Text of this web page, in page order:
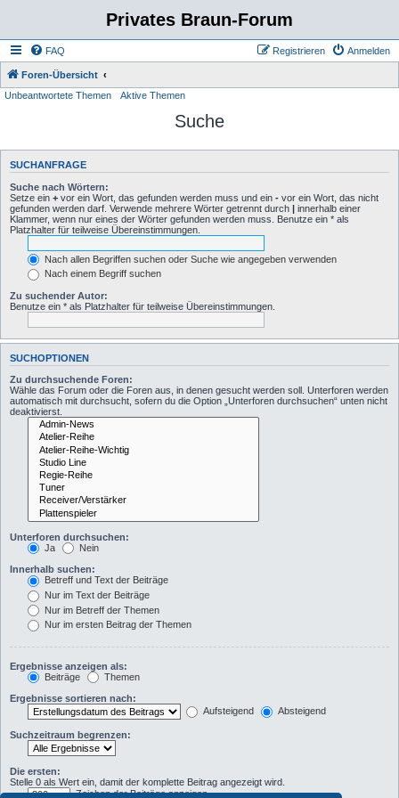
Privates Braun-Forum
FAQ Anmelden
Registrieren
Foren-Übersicht
Unbeantwortete Themen
Aktive Themen
Suche
SUCHANFRAGE
Suche nach Wörtern:
Setze ein + vor ein Wort, das gefunden werden muss und ein - vor ein Wort, das nicht
gefunden werden darf. Verwende mehrere Wörter getrennt durch | innerhalb einer
Klammer, wenn nur eines der Wörter gefunden werden muss. Benutze ein * als
Platzhalter für teilweise Übereinstimmungen.
Nach allen Begriffen suchen oder Suche wie angegeben verwenden
Nach einem Begriff suchen
Zu suchender Autor:
Benutze ein * als Platzhalter für teilweise Übereinstimmungen.
SUCHOPTIONEN
Zu durchsuchende Foren:
Wähle das Forum oder die Foren aus, in denen gesucht werden soll. Unterforen werden
automatisch mit durchsucht, sofern du die Option „Unterforen durchsuchen“ unten nicht
deaktivierst.
Unterforen durchsuchen:
Ja
Nein
Innerhalb suchen:
Betreff und Text der Beiträge
Nur im Text der Beiträge
Nur im Betreff der Themen
Nur im ersten Beitrag der Themen
Ergebnisse anzeigen als:
Beiträge
Themen
Ergebnisse sortieren nach:
Aufsteigend
Absteigend
Suchzeitraum begrenzen:
Die ersten:
Stelle 0 als Wert ein, damit der komplette Beitrag angezeigt wird.
Zeichen der Beiträge anzeigen